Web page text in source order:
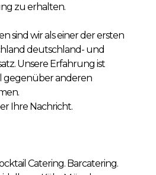
zu erhalten.
sind wir als einer der ersten
deutschland- und
Unsere Erfahrung ist
gegenüber anderen
Ihre Nachricht.
Catering. Barcatering.